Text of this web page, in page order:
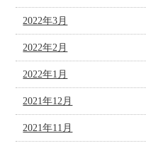
2022年3月
2022年2月
2022年1月
2021年12月
2021年11月